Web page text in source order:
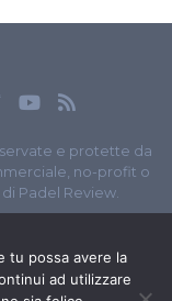
e protette da
no-profit o
Padel Review.
tu possa avere la
ad utilizzare